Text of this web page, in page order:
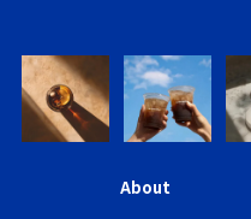
About